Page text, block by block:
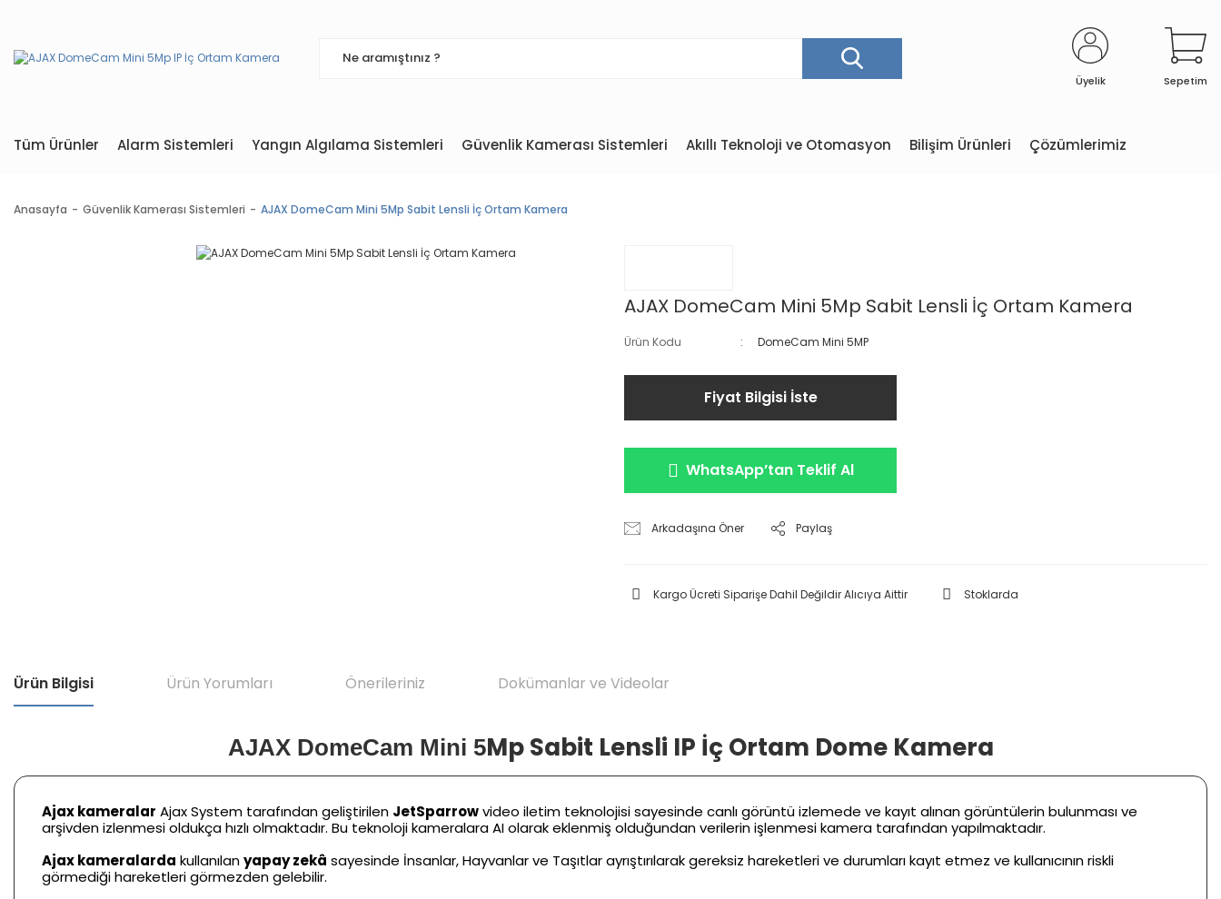
Üyelik Sepetim
Tüm Ürünler Alarm Sistemleri Yangın Algılama Sistemleri Güvenlik Kamerası Sistemleri Akıllı Teknoloji ve Otomasyon Bilişim Ürünleri Çözümlerimiz
Anasayfa Güvenlik Kamerası Sistemleri AJAX DomeCam Mini 5Mp Sabit Lensli İç Ortam Kamera
AJAX DomeCam Mini 5Mp Sabit Lensli İç Ortam Kamera
Ürün Kodu DomeCam Mini 5MP
Fiyat Bilgisi İste
WhatsApp’tan Teklif Al
Arkadaşına Öner Paylaş
Kargo Ücreti Siparişe Dahil Değildir Alıcıya Aittir Stoklarda
Ürün Bilgisi Ürün Yorumları Önerileriniz Dokümanlar ve Videolar
AJAX DomeCam Mini 5Mp Sabit Lensli IP İç Ortam Dome Kamera
Ajax kameralar Ajax System tarafından geliştirilen JetSparrowvideo iletim teknolojisi sayesinde canlı görüntü izlemede ve kayıt alınan görüntülerin bulunması ve
arşivden izlenmesi oldukça hızlı olmaktadır. Bu teknoloji kameralara AI olarak eklenmiş olduğundan verilerin işlenmesi kamera tarafından yapılmaktadır.
Ajax kameralarda kullanılanyapay zekâ sayesinde İnsanlar, Hayvanlar ve Taşıtlar ayrıştırılarak gereksiz hareketleri ve durumları kayıt etmez ve kullanıcının riskli
görmediği hareketleri görmezden gelebilir.